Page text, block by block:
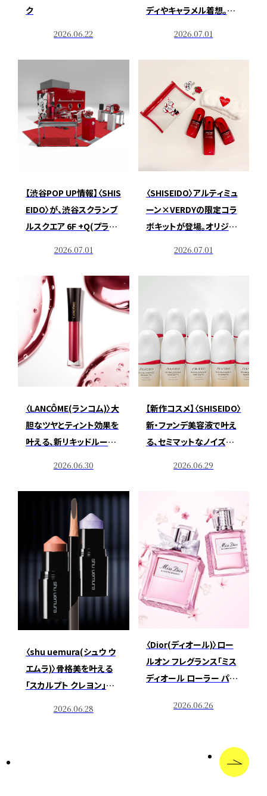
ク
2026.06.22
ディやキャラメル着想。甘
2026.07.01
【渋谷POP UP情報】〈SHIS
EIDO〉が、渋谷スクランブ
ルスクエア 6F +Q(プラス
2026.07.01
〈SHISEIDO〉アルティミュ
ーン×VERDYの限定コラ
ボキットが登場。オリジナ
2026.07.01
〈LANCÔME(ランコム)〉大
胆なツヤとティント効果を
叶える、新リキッドルージ
2026.06.30
【新作コスメ】〈SHISEIDO〉
新・ファンデ美容液で叶え
る、セミマットなノイズレス
2026.06.29
〈shu uemura(シュウ ウ
エムラ)〉骨格美を叶える
「スカルプト クレヨン」登
2026.06.28
〈Dior(ディオール)〉ロー
ルオン フレグランス「ミス
ディオール ローラー パー
2026.06.26